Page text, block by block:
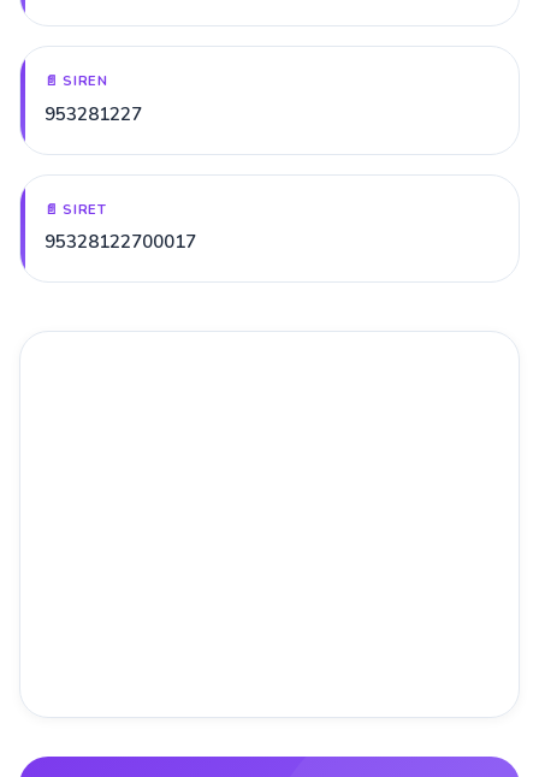
📄 SIREN
953281227
📄 SIRET
95328122700017